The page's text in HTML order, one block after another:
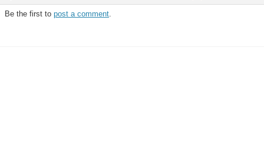
Be the first to post a comment.